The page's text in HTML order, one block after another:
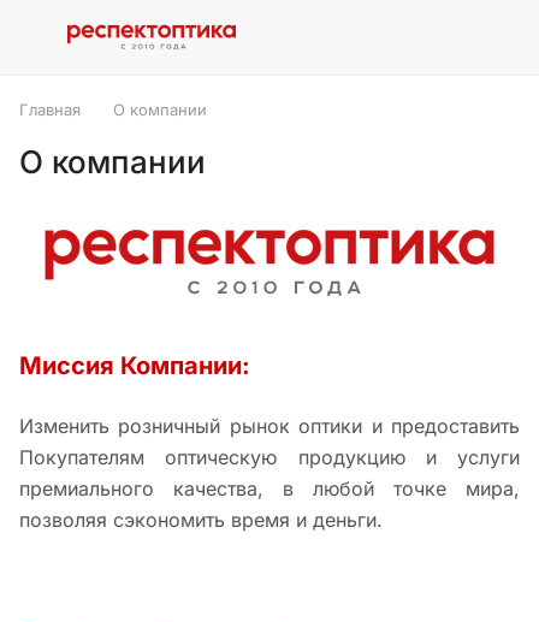
Главная О компании
О компании
Миссия Компании:
Изменить розничный рынок оптики и предоставить
Покупателям оптическую продукцию и услуги
премиального качества, в любой точке мира,
позволяя сэкономить время и деньги.